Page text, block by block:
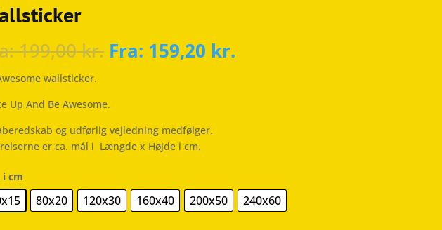
199,00kr. Fra: 159,20 kr.
wallsticker.
Up And Be Awesome.
og udførlig vejledning medfølger.
er ca. mål i Længde x Højde i cm.
i cm
80x20 120x30 160x40 200x50 240x60